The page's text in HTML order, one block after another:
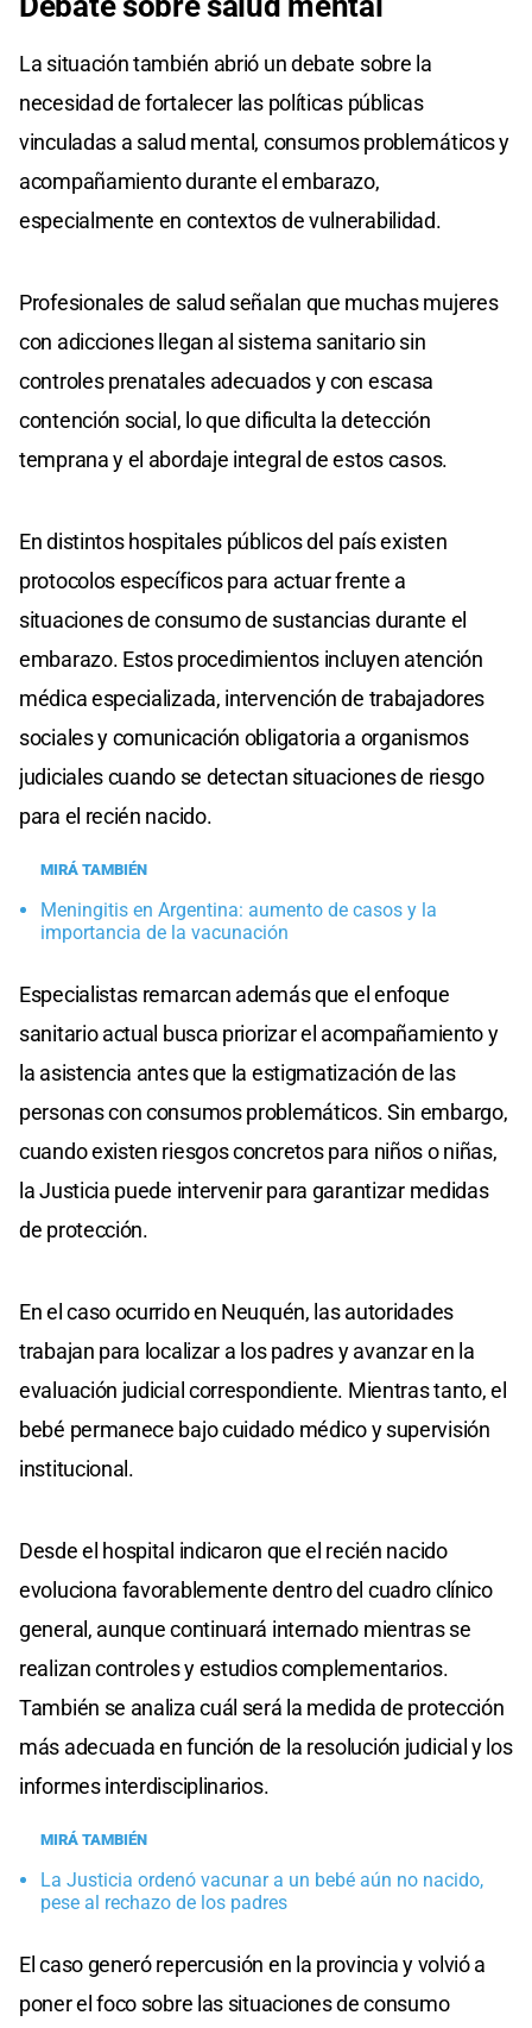
La situación también abrió un debate sobre la
necesidad de fortalecer las políticas públicas
vinculadas a salud mental, consumos problemáticos y
acompañamiento durante el embarazo,
especialmente en contextos de vulnerabilidad.
Profesionales de salud señalan que muchas mujeres
con adicciones llegan al sistema sanitario sin
controles prenatales adecuados y con escasa
contención social, lo que dificulta la detección
temprana y el abordaje integral de estos casos.
En distintos hospitales públicos del país existen
protocolos específicos para actuar frente a
situaciones de consumo de sustancias durante el
embarazo. Estos procedimientos incluyen atención
médica especializada, intervención de trabajadores
sociales y comunicación obligatoria a organismos
judiciales cuando se detectan situaciones de riesgo
para el recién nacido.
MIRÁ TAMBIÉN
Meningitis en Argentina: aumento de casos y la
importancia de la vacunación
Especialistas remarcan además que el enfoque
sanitario actual busca priorizar el acompañamiento y
la asistencia antes que la estigmatización de las
personas con consumos problemáticos. Sin embargo,
cuando existen riesgos concretos para niños o niñas,
la Justicia puede intervenir para garantizar medidas
de protección.
En el caso ocurrido en Neuquén, las autoridades
trabajan para localizar a los padres y avanzar en la
evaluación judicial correspondiente. Mientras tanto, el
bebé permanece bajo cuidado médico y supervisión
institucional.
Desde el hospital indicaron que el recién nacido
evoluciona favorablemente dentro del cuadro clínico
general, aunque continuará internado mientras se
realizan controles y estudios complementarios.
También se analiza cuál será la medida de protección
más adecuada en función de la resolución judicial y los
informes interdisciplinarios.
MIRÁ TAMBIÉN
La Justicia ordenó vacunar a un bebé aún no nacido,
pese al rechazo de los padres
El caso generó repercusión en la provincia y volvió a
poner el foco sobre las situaciones de consumo